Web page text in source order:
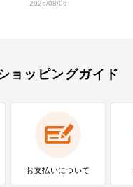
2026/08/06
ョッピングガイド
お支払いについて